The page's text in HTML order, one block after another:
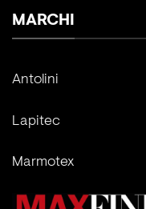
MARCHI
Antolini
Lapitec
Marmotex